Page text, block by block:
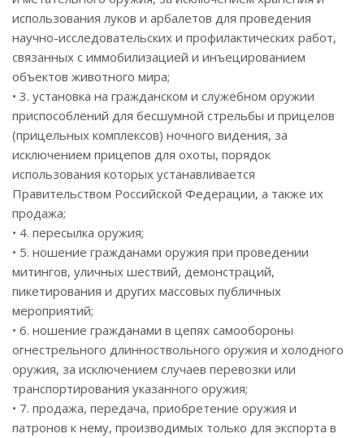
использования луков и арбалетов для проведения
научно-исследовательских и профилактических работ,
связанных с иммобилизацией и инъецированием
объектов животного мира;
• 3. установка на гражданском и служебном оружии
приспособлений для бесшумной стрельбы и прицелов
(прицельных комплексов) ночного видения, за
исключением прицепов для охоты, порядок
использования которых устанавливается
Правительством Российской Федерации, а также их
продажа;
• 4. пересылка оружия;
• 5. ношение гражданами оружия при проведении
митингов, уличных шествий, демонстраций,
пикетирования и других массовых публичных
мероприятий;
• 6. ношение гражданами в цепях самообороны
огнестрельного длинноствольного оружия и холодного
оружия, за исключением случаев перевозки или
транспортирования указанного оружия;
• 7. продажа, передача, приобретение оружия и
патронов к нему, производимых только для экспорта в